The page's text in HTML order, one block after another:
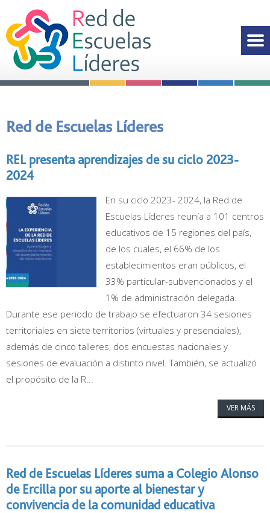
Red de Escuelas Líderes
REL presenta aprendizajes de su ciclo 2023-
2024
En su ciclo 2023- 2024, la Red de
Escuelas Líderes reunía a 101 centros
educativos de 15 regiones del país,
de los cuales, el 66% de los
establecimientos eran públicos, el
33% particular-subvencionados y el
1% de administración delegada.
Durante ese periodo de trabajo se efectuaron 34 sesiones
territoriales en siete territorios (virtuales y presenciales),
además de cinco talleres, dos encuestas nacionales y
sesiones de evaluación a distinto nivel. También, se actualizó
el propósito de la R...
VER MÁS
Red de Escuelas Líderes suma a Colegio Alonso
de Ercilla por su aporte al bienestar y
convivencia de la comunidad educativa